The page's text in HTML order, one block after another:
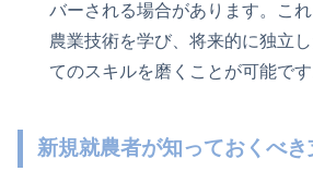
バーされる場合があります。こ
農業技術を学び、将来的に独立
てのスキルを磨くことが可能です
新規就農者が知っておくべき